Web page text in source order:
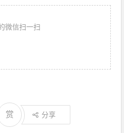
微信扫一扫
赏 分享